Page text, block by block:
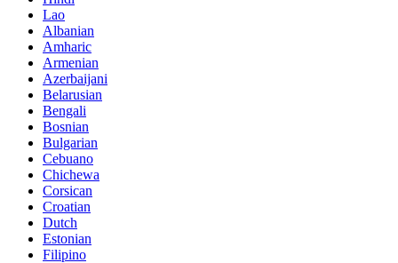
Lao
Albanian
Amharic
Armenian
Azerbaijani
Belarusian
Bengali
Bosnian
Bulgarian
Cebuano
Chichewa
Corsican
Croatian
Dutch
Estonian
Filipino